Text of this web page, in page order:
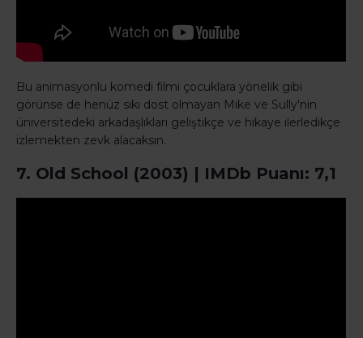
Bu animasyonlu komedi filmi çocuklara yönelik gibi
görünse de henüz sıkı dost olmayan Mike ve Sully'nin
üniversitedeki arkadaşlıkları geliştikçe ve hikaye ilerledikçe
izlemekten zevk alacaksın.
7. Old School (2003) | IMDb Puanı: 7,1